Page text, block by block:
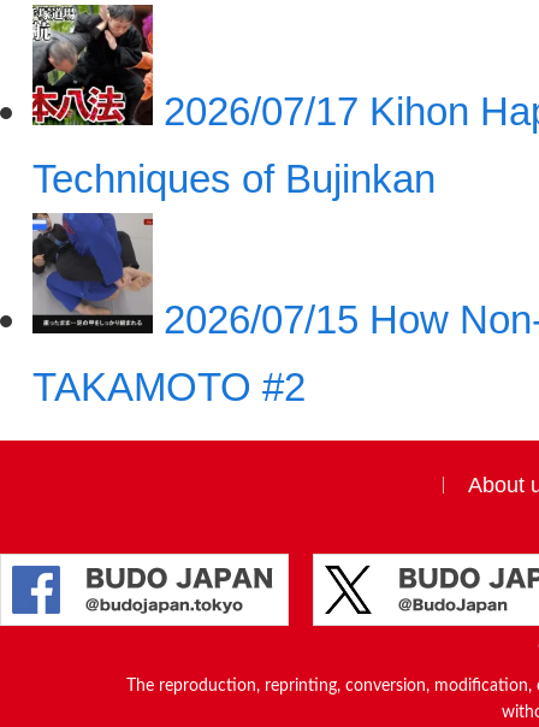
2026/07/17 Kihon
Techniques of Bujinkan
2026/07/15 How
TAKAMOTO #2
About
The reproduction, reprinting, conversion,